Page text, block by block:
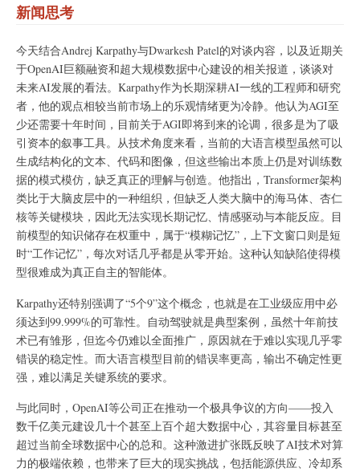
新闻思考
今天结合Andrej Karpathy与Dwarkesh Patel的对谈内容，以及近期关
于OpenAI巨额融资和超大规模数据中心建设的相关报道，谈谈对
未来AI发展的看法。Karpathy作为长期深耕AI一线的工程师和研究
者，他的观点相较当前市场上的乐观情绪更为冷静。他认为AGI至
少还需要十年时间，目前关于AGI即将到来的论调，很多是为了吸
引资本的叙事工具。从技术角度来看，当前的大语言模型虽然可以
生成结构化的文本、代码和图像，但这些输出本质上仍是对训练数
据的模式模仿，缺乏真正的理解与创造。他指出，Transformer架构
类比于大脑皮层中的一种组织，但缺乏人类大脑中的海马体、杏仁
核等关键模块，因此无法实现长期记忆、情感驱动与本能反应。目
前模型的知识储存在权重中，属于“模糊记忆”，上下文窗口则是短
时“工作记忆”，每次对话几乎都是从零开始。这种认知缺陷使得模
型很难成为真正自主的智能体。
Karpathy还特别强调了“5个9”这个概念，也就是在工业级应用中必
须达到99.999%的可靠性。自动驾驶就是典型案例，虽然十年前技
术已有雏形，但迄今仍难以全面推广，原因就在于难以实现几乎零
错误的稳定性。而大语言模型目前的错误率更高，输出不确定性更
强，难以满足关键系统的要求。
与此同时，OpenAI等公司正在推动一个极具争议的方向——投入
数千亿美元建设几十个甚至上百个超大数据中心，其容量目标甚至
超过当前全球数据中心的总和。这种激进扩张既反映了AI技术对算
力的极端依赖，也带来了巨大的现实挑战，包括能源供应、冷却系